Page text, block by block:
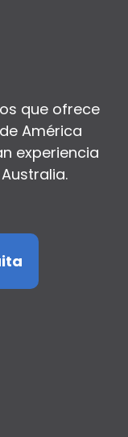
que ofrece
América
experiencia